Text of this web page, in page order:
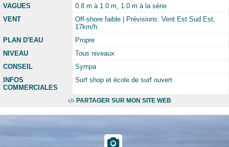
VAGUES
0.8 m à 1.0 m, 1.0 m à la série
VENT
Off-shore faible | Prévisions: Vent Est Sud Est,
17km/h.
PLAN D'EAU
Propre
NIVEAU
Tous niveaux
CONSEIL
Sympa
INFOS
COMMERCIALES
Surf shop et école de surf ouvert
PARTAGER SUR MON SITE WEB